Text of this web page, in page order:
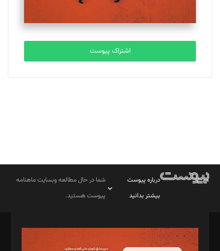
مصطفی مسجدی آرانی
تحریریه
بابک نقاش
تحریریه
اشتراک پیوست
درباره پیوست
بیشتر بدانید
شما در حال مطالعه وبسایت ماهنامه
پیوست هستید.
مدیر مسئول: محمدباقر اثنی‌عشری
سردبیر: مهرک محمودی